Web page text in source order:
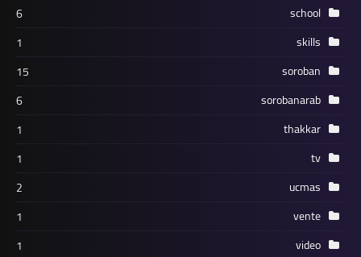
school
6
skills
1
soroban
15
sorobanarab
6
thakkar
1
tv
1
ucmas
2
vente
1
video
1